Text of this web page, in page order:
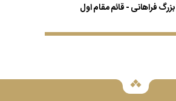
بزرگ فراهانی - قائم مقام اول